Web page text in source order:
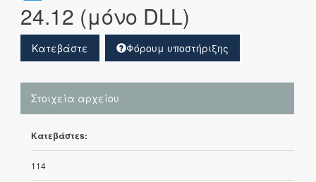
24.12 (μόνο DLL)
Κατεβάστε Φόρουμ υποστήριξης
Στοιχεία αρχείου
Κατεβάστεs:
114